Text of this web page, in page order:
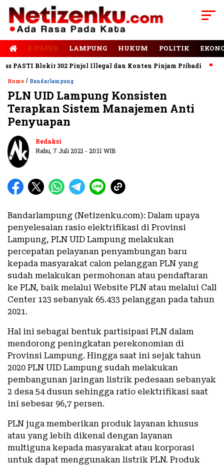
E-PAPER LAMPUNG HUKUM POLITIK
Blokir 302 Pinjol Illegal dan Konten Pinjam Pribadi
Home / Bandarlampung
PLN UID Lampung Konsisten
Terapkan Sistem Manajemen Anti
Penyuapan
Redaksi
Rabu, 7 Juli 2021 - 20:11 WIB
Bandarlampung (Netizenku.com): Dalam upaya
penyelesaian rasio elektrifikasi di Provinsi
Lampung, PLN UID Lampung melakukan
percepatan pelayanan penyambungan baru
kepada masyarakat calon pelanggan PLN yang
sudah melakukan permohonan atau pendaftaran
ke PLN, baik melalui Website PLN atau melalui Call
Center 123 sebanyak 65.433 pelanggan pada tahun
2021.
Hal ini sebagai bentuk partisipasi PLN dalam
mendorong peningkatan perekonomian di
Provinsi Lampung. Hingga saat ini sejak tahun
2020 PLN UID Lampung sudah melakukan
pembangunan jaringan listrik pedesaan sebanyak
2 desa 54 dusun sehingga ratio elektrifikasi saat
ini sebesar 96,7 persen.
PLN juga memberikan produk layanan khusus
atau yang lebih dikenal dengan layanan
multiguna kepada masyarakat atau korporasi
untuk dapat menggunakan listrik PLN. Produk